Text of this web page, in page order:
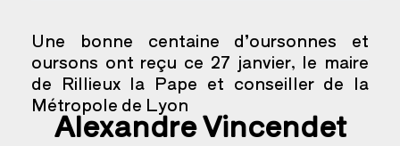
Une bonne centaine d’oursonnes et
oursons ont reçu ce 27 janvier, le maire
de Rillieux la Pape et conseiller de la
Métropole de Lyon
Alexandre Vincendet